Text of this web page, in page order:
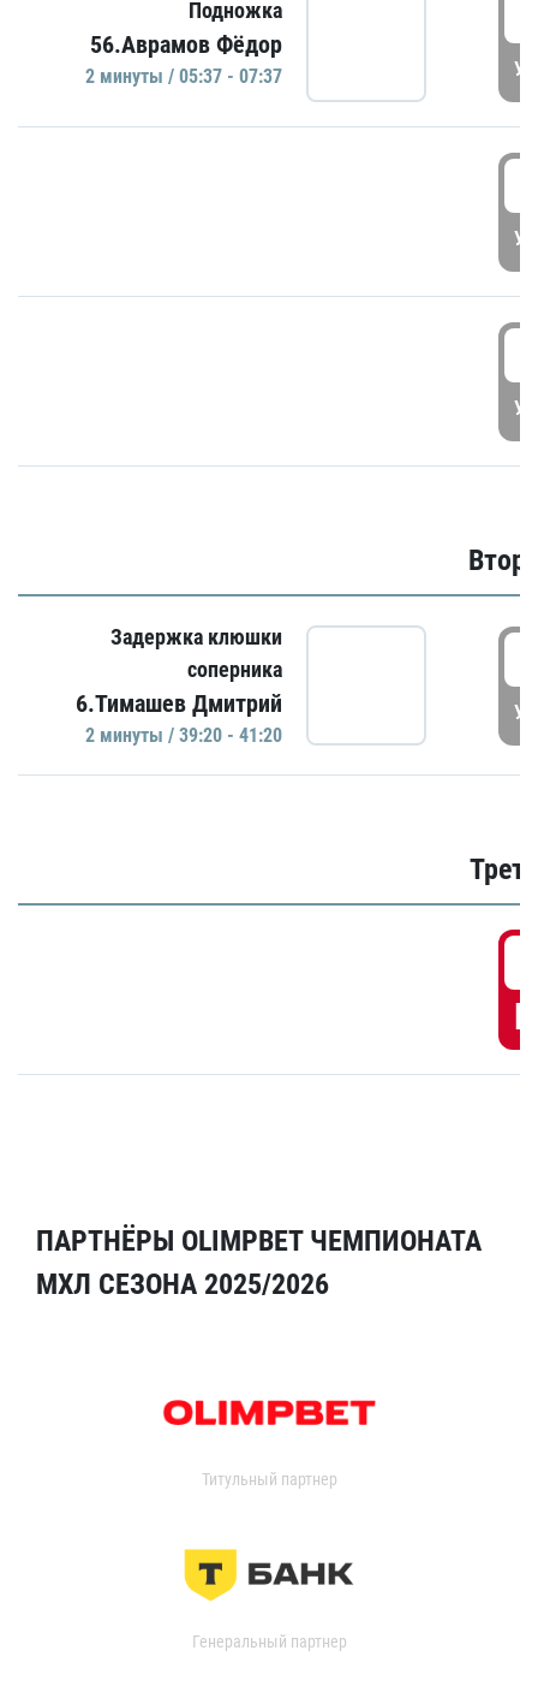
Подножка
56.Аврамов Фёдор
2 минуты / 05:37 - 07:37
Задержка клюшки
соперника
6.Тимашев Дмитрий
2 минуты / 39:20 - 41:20
ПАРТНЁРЫ OLIMPBET ЧЕМПИОНАТА
МХЛ СЕЗОНА 2025/2026
Титульный партнер
Генеральный партнер